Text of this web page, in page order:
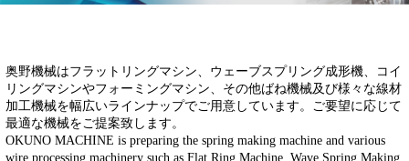
奥野機械はフラットリングマシン、ウェーブスプリング成形機、コイ
リングマシンやフォーミングマシン、その他ばね機械及び様々な線材
加工機械を幅広いラインナップでご用意しています。ご要望に応じて
最適な機械をご提案致します。
OKUNO MACHINE is preparing the spring making machine and various
wire processing machinery such as Flat Ring Machine, Wave Spring Making